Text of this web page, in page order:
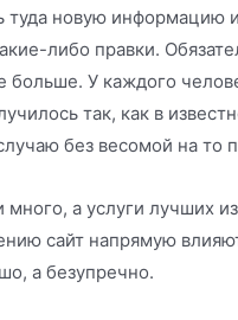
туда новую информацию
либо правки.
У каждого
так, как в
без весомой на то
а услуги лучших
сайт напрямую
а безупречно.